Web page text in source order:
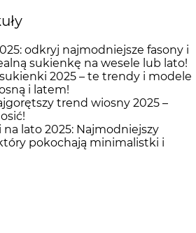
odkryj najmodniejsze fasony i
sukienkę na wesele lub lato!
2025 – te trendy i modele
i latem!
trend wiosny 2025 –
lato 2025: Najmodniejszy
pokochają minimalistki i